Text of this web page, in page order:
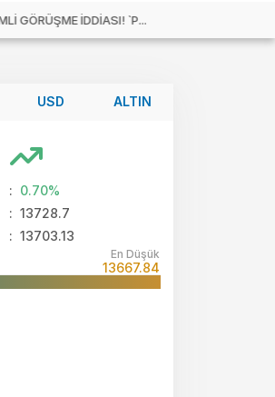
GÖRÜŞME İDDİASI! `P...
USD ALTIN
: 0.70%
: 13728.7
: 13703.13
En Düşük
13667.84